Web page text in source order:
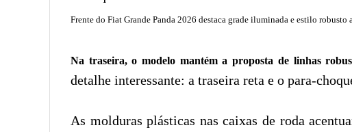
Frente do Fiat Grande Panda 2026 destaca grade iluminada e estilo
Na traseira, o modelo mantém a proposta de linhas
detalhe interessante: a traseira reta e o para-
As molduras plásticas nas caixas de roda